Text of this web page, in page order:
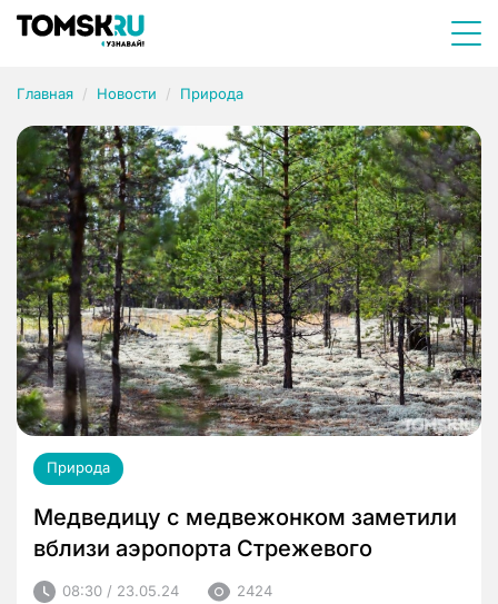
Главная Новости Природа
Природа
Медведицу с медвежонком заметили
вблизи аэропорта Стрежевого
08:30 / 23.05.24 2424